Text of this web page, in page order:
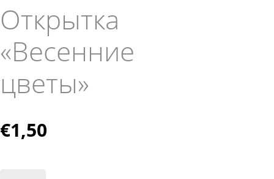
Открытка
«Весенние
цветы»
€1,50